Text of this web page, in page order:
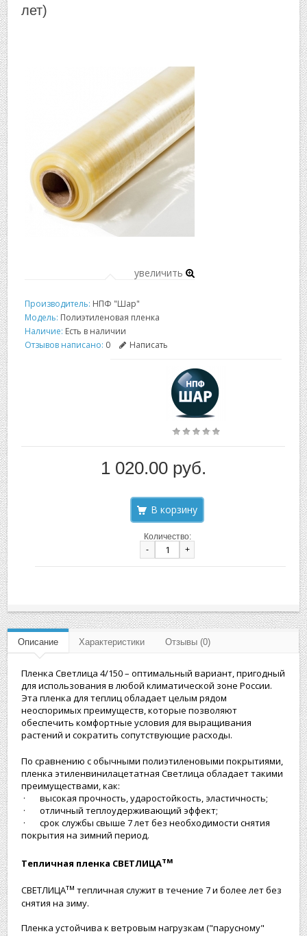
лет)
увеличить
Производитель: НПФ "Шар"
Модель: Полиэтиленовая пленка
Наличие: Есть в наличии
Отзывов написано: 0 Написать
1 020.00 руб.
Количество:
-
+
Описание Характеристики Отзывы (0)
Пленка Светлица 4/150 – оптимальный вариант, пригодный
для использования в любой климатической зоне России.
Эта пленка для теплиц обладает целым рядом
неоспоримых преимуществ, которые позволяют
обеспечить комфортные условия для выращивания
растений и сократить сопутствующие расходы.
По сравнению с обычными полиэтиленовыми покрытиями,
пленка этиленвинилацетатная Светлица обладает такими
преимуществами, как:
· высокая прочность, ударостойкость, эластичность;
· отличный теплоудерживающий эффект;
· срок службы свыше 7 лет без необходимости снятия
покрытия на зимний период.
Тепличная пленка СВЕТЛИЦАтм
СВЕТЛИЦАтм тепличная служит в течение 7 и более лет без
снятия на зиму.
Пленка устойчива к ветровым нагрузкам ("парусному"